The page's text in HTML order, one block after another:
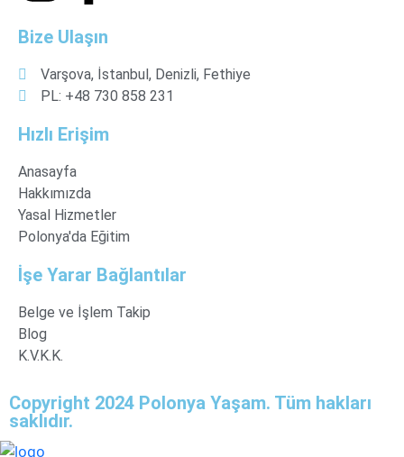
Bize Ulaşın
Varşova, İstanbul, Denizli, Fethiye
PL: +48 730 858 231
Hızlı Erişim
Anasayfa
Hakkımızda
Yasal Hizmetler
Polonya'da Eğitim
İşe Yarar Bağlantılar
Belge ve İşlem Takip
Blog
K.V.K.K.
Copyright 2024 Polonya Yaşam. Tüm hakları
saklıdır.